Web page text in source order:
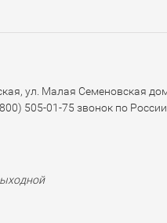
ул. Малая Семеновская
505-01-75 звонок по России